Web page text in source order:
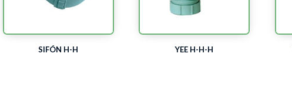
SIFÓN H-H YEE H-H-H